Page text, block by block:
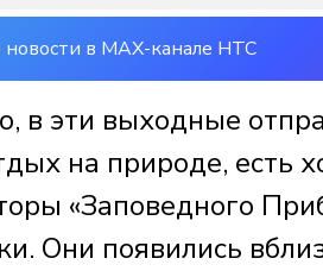
в MAX-канале НТС
в эти выходные
на природе, есть
«Заповедного
Они появились